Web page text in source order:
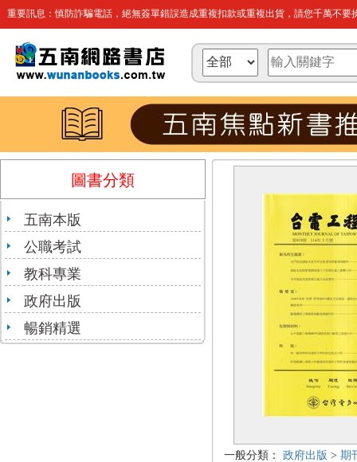
重要訊息：慎防詐騙電話，絕無簽單錯誤造成重複扣款或重複出貨，請您千萬不要
圖書分類
五南本版
公職考試
教科專業
政府出版
暢銷精選
一般分類： 政府出版 > 期